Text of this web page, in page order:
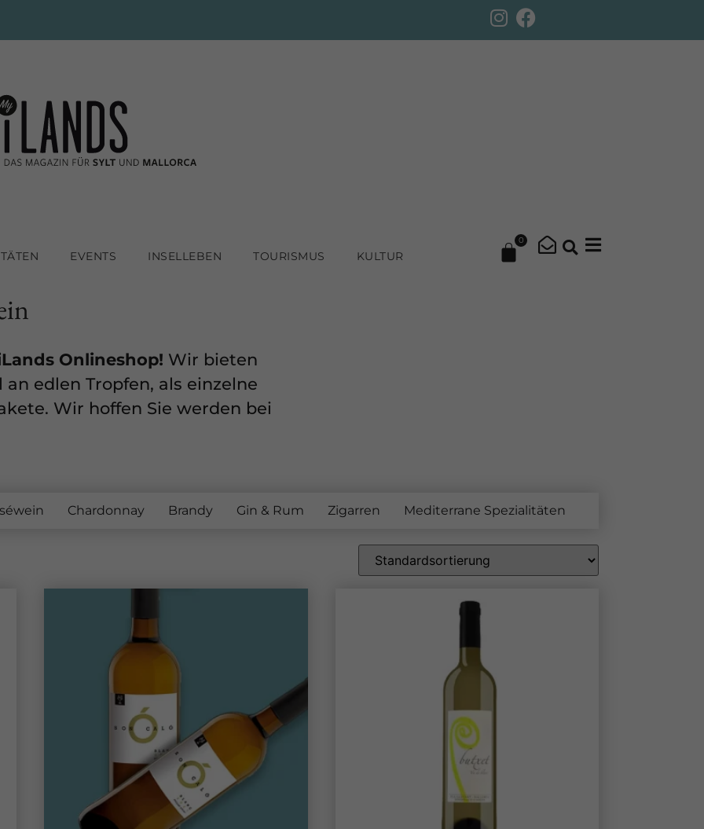
EVENTS INSELLEBEN TOURISMUS KULTUR
0
Onlineshop! Wir bieten
edlen Tropfen, als einzelne
Wir hoffen Sie werden bei
Chardonnay Brandy Gin & Rum Zigarren Mediterrane Spezialitäten